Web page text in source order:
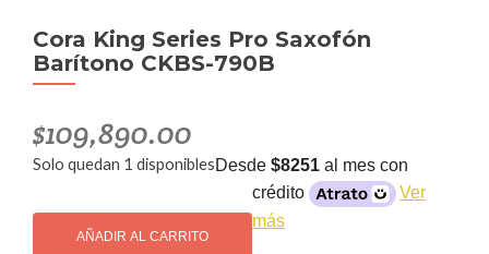
Cora King Series Pro Saxofón
Barítono CKBS-790B
$109,890.00
Solo quedan 1 disponibles
Cora
KingAÑADIR AL CARRITO
Desde $8251 al mes con
crédito
Ver
más